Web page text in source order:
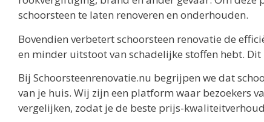
schoorsteen te laten renoveren en onderhouden.
Bovendien verbetert schoorsteen renovatie de
en minder uitstoot van schadelijke stoffen hebt.
Bij Schoorsteenrenovatie.nu begrijpen we dat
van je huis. Wij zijn een platform waar bezoekers
vergelijken, zodat je de beste prijs-